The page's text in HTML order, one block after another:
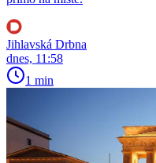
Jihlavská Drbna
dnes, 11:58
1 min